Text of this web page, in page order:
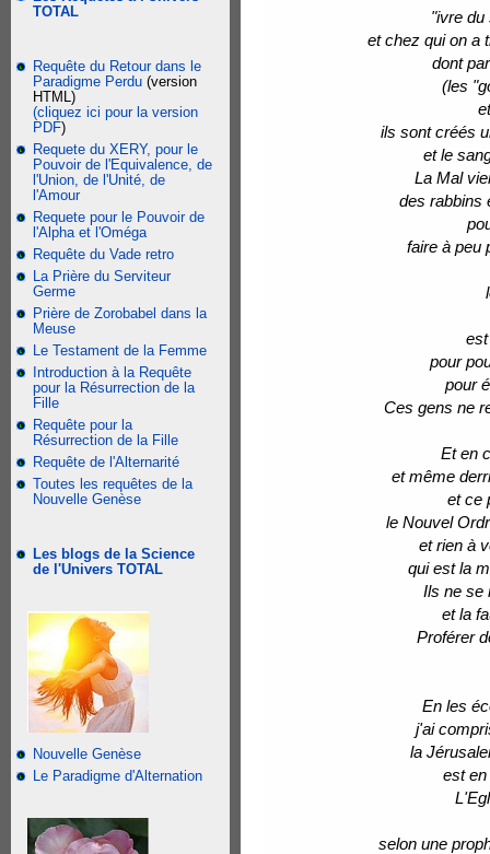
TOTAL
Requête du Retour dans le
Paradigme Perdu (version
HTML)
(cliquez ici pour la version
PDF)
Requete du XERY, pour le
Pouvoir de l'Equivalence, de
l'Union, de l'Unité, de
l'Amour
Requete pour le Pouvoir de
l'Alpha et l'Oméga
Requête du Vade retro
La Prière du Serviteur
Germe
Prière de Zorobabel dans la
Meuse
Le Testament de la Femme
Introduction à la Requête
pour la Résurrection de la
Fille
Requête pour la
Résurrection de la Fille
Requête de l'Alternarité
Toutes les requêtes de la
Nouvelle Genèse
Les blogs de la Science
de l'Univers TOTAL
Nouvelle Genèse
Le Paradigme d'Alternation
"ivre
et chez qui on a
dont
(les
ils sont créés
et le
La Mal
des rabbins
faire à peu
pour
pour
Ces gens ne
Et en
et même
et ce
le Nouvel
et rien à
qui est la
Ils ne se
et la
Proférer
En les
j'ai
la
est
selon une